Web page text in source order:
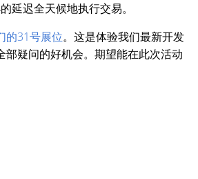
延迟全天候地执行交易。
的31号展位。这是体验我们最新开发
部疑问的好机会。期望能在此次活动